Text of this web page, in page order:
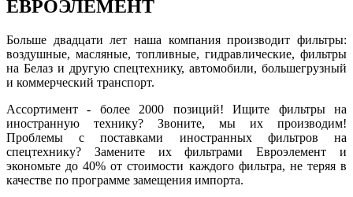
ЕВРОЭЛЕМЕНТ
Больше двадцати лет наша компания производит фильтры:
воздушные, масляные, топливные, гидравлические, фильтры
на Белаз и другую спецтехнику, автомобили, большегрузный
и коммерческий транспорт.
Ассортимент - более 2000 позиций! Ищите фильтры на
иностранную технику? Звоните, мы их производим!
Проблемы с поставками иностранных фильтров на
спецтехнику? Замените их фильтрами Евроэлемент и
экономьте до 40% от стоимости каждого фильтра, не теряя в
качестве по программе замещения импорта.